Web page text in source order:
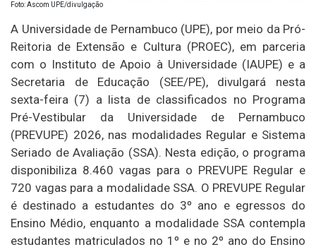
Foto: Ascom UPE/divulgação
A Universidade de Pernambuco (UPE), por meio da Pró-
Reitoria de Extensão e Cultura (PROEC), em parceria
com o Instituto de Apoio à Universidade (IAUPE) e a
Secretaria de Educação (SEE/PE), divulgará nesta
sexta-feira (7) a lista de classificados no Programa
Pré-Vestibular da Universidade de Pernambuco
(PREVUPE) 2026, nas modalidades Regular e Sistema
Seriado de Avaliação (SSA). Nesta edição, o programa
disponibiliza 8.460 vagas para o PREVUPE Regular e
720 vagas para a modalidade SSA. O PREVUPE Regular
é destinado a estudantes do 3º ano e egressos do
Ensino Médio, enquanto a modalidade SSA contempla
estudantes matriculados no 1º e no 2º ano do Ensino